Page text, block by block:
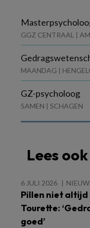
GGZ CENTRAAL |
MAANDAG |
GZ-psycholoog
SAMEN | SCHAGEN
Lees ook
6 JULI 2026
Pillen niet altijd
Tourette:
goed’